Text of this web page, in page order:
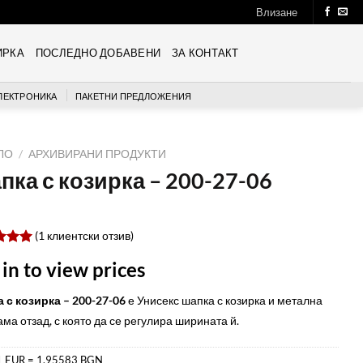
Влизане
ПОСЛЕДНО ДОБАВЕНИ ЗА КОНТАКТ
ПАКЕТНИ ПРЕДЛОЖЕНИЯ
/ АРХИВИРАНИ ПРОДУКТИ
с козирка – 200-27-06
5,
(1 клиентски отзив)
in to view prices
с козирка – 200-27-06е Унисекс шапка с козирка и метална
отзад, с която да се регулира ширината й.
EUR = 1.95583 BGN